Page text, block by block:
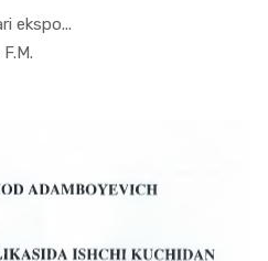
ekspo...